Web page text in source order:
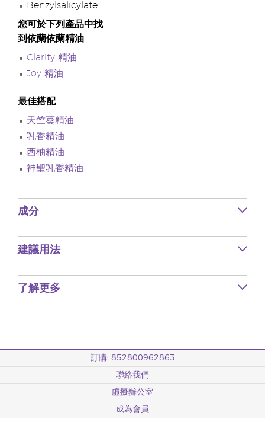
Benzylsalicylate
您可於下列產品中找
到依蘭依蘭精油
Clarity 精油
Joy 精油
最佳搭配
天竺葵精油
乳香精油
西柚精油
神聖乳香精油
成分
建議用法
了解更多
訂購: 852800962863
聯絡我們
虛擬辦公室
成為會員